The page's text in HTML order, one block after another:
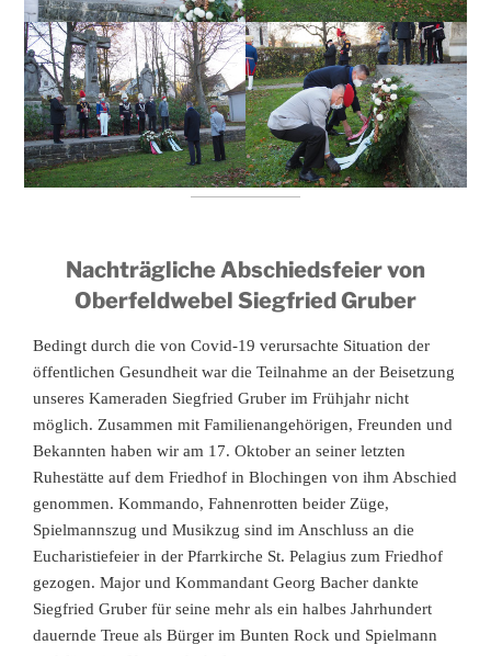
Nachträgliche Abschiedsfeier von
Oberfeldwebel Siegfried Gruber
Bedingt durch die von Covid-19 verursachte Situation der
öffentlichen Gesundheit war die Teilnahme an der Beisetzung
unseres Kameraden Siegfried Gruber im Frühjahr nicht
möglich. Zusammen mit Familienangehörigen, Freunden und
Bekannten haben wir am 17. Oktober an seiner letzten
Ruhestätte auf dem Friedhof in Blochingen von ihm Abschied
genommen. Kommando, Fahnenrotten beider Züge,
Spielmannszug und Musikzug sind im Anschluss an die
Eucharistiefeier in der Pfarrkirche St. Pelagius zum Friedhof
gezogen. Major und Kommandant Georg Bacher dankte
Siegfried Gruber für seine mehr als ein halbes Jahrhundert
dauernde Treue als Bürger im Bunten Rock und Spielmann